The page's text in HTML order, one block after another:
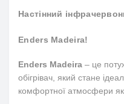
Настінний
Enders Madeira!
Enders Madeira – це
обігрівач, який стане
комфортної атмосфери як